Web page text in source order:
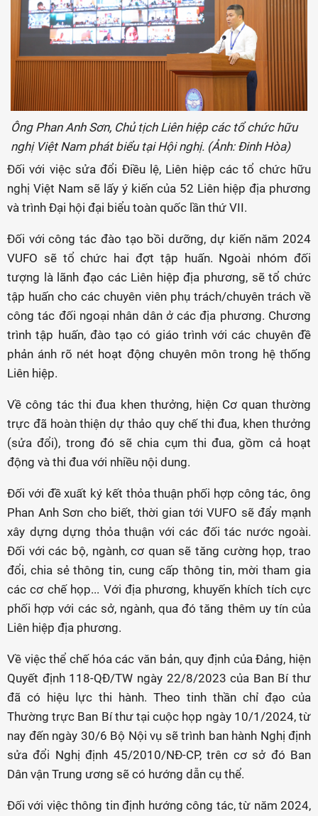
Ông Phan Anh Sơn, Chủ tịch Liên hiệp các tổ chức hữu
nghị Việt Nam phát biểu tại Hội nghị. (Ảnh: Đinh Hòa)
Đối với việc sửa đổi Điều lệ, Liên hiệp các tổ chức hữu
nghị Việt Nam sẽ lấy ý kiến của 52 Liên hiệp địa phương
và trình Đại hội đại biểu toàn quốc lần thứ VII.
Đối với công tác đào tạo bồi dưỡng, dự kiến năm 2024
VUFO sẽ tổ chức hai đợt tập huấn. Ngoài nhóm đối
tượng là lãnh đạo các Liên hiệp địa phương, sẽ tổ chức
tập huấn cho các chuyên viên phụ trách/chuyên trách về
công tác đối ngoại nhân dân ở các địa phương. Chương
trình tập huấn, đào tạo có giáo trình với các chuyên đề
phản ánh rõ nét hoạt động chuyên môn trong hệ thống
Liên hiệp.
Về công tác thi đua khen thưởng, hiện Cơ quan thường
trực đã hoàn thiện dự thảo quy chế thi đua, khen thưởng
(sửa đổi), trong đó sẽ chia cụm thi đua, gồm cả hoạt
động và thi đua với nhiều nội dung.
Đối với đề xuất ký kết thỏa thuận phối hợp công tác, ông
Phan Anh Sơn cho biết, thời gian tới VUFO sẽ đẩy mạnh
xây dựng dựng thỏa thuận với các đối tác nước ngoài.
Đối với các bộ, ngành, cơ quan sẽ tăng cường họp, trao
đổi, chia sẻ thông tin, cung cấp thông tin, mời tham gia
các cơ chế họp... Với địa phương, khuyến khích tích cực
phối hợp với các sở, ngành, qua đó tăng thêm uy tín của
Liên hiệp địa phương.
Về việc thể chế hóa các văn bản, quy định của Đảng, hiện
Quyết định 118-QĐ/TW ngày 22/8/2023 của Ban Bí thư
đã có hiệu lực thi hành. Theo tinh thần chỉ đạo của
Thường trực Ban Bí thư tại cuộc họp ngày 10/1/2024, từ
nay đến ngày 30/6 Bộ Nội vụ sẽ trình ban hành Nghị định
sửa đổi Nghị định 45/2010/NĐ-CP, trên cơ sở đó Ban
Dân vận Trung ương sẽ có hướng dẫn cụ thể.
Đối với việc thông tin định hướng công tác, từ năm 2024,